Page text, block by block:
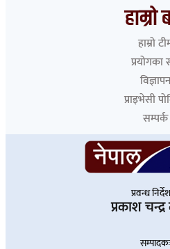
हाम्रो
हाम्रो
प्रयोगका
प्राइभेसी
सम्पर्क
प्रवन्ध
प्रकाश
सम्पादकः